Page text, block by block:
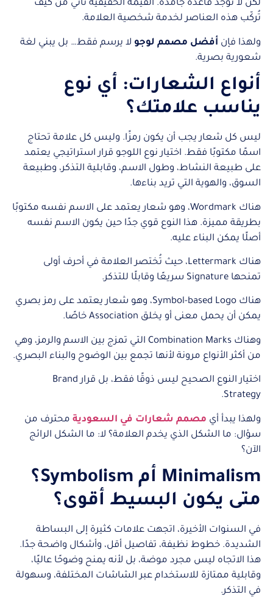
لكن لا توجد قاعدة جامدة. القيمة الحقيقية تأتي من كيف
تُركّب هذه العناصر لخدمة شخصية العلامة.
ولهذا فإن أفضل مصمم لوجو لا يرسم فقط… بل يبني لغة
شعورية بصرية.
أنواع الشعارات: أي نوع
يناسب علامتك؟
ليس كل شعار يجب أن يكون رمزًا. وليس كل علامة تحتاج
اسمًا مكتوبًا فقط. اختيار نوع اللوجو قرار استراتيجي يعتمد
على طبيعة النشاط، وطول الاسم، وقابلية التذكر، وطبيعة
السوق، والهوية التي تريد بناءها.
هناك Wordmark، وهو شعار يعتمد على الاسم نفسه مكتوبًا
بطريقة مميزة. هذا النوع قوي جدًا حين يكون الاسم نفسه
أصلًا يمكن البناء عليه.
هناك Lettermark، حيث تُختصر العلامة في أحرف أولى
تمنحها Signature سريعًا وقابلًا للتذكر.
هناك Symbol-based Logo، وهو شعار يعتمد على رمز بصري
يمكن أن يحمل معنى أو يخلق Association خاصًا.
وهناك Combination Marks التي تمزج بين الاسم والرمز، وهي
من أكثر الأنواع مرونة لأنها تجمع بين الوضوح والبناء البصري.
اختيار النوع الصحيح ليس ذوقًا فقط، بل قرار Brand
Strategy.
ولهذا يبدأ أي مصمم شعارات في السعودية محترف من
سؤال: ما الشكل الذي يخدم العلامة؟ لا: ما الشكل الرائج
الآن؟
Minimalism أم Symbolism؟
متى يكون البسيط أقوى؟
في السنوات الأخيرة، اتجهت علامات كثيرة إلى البساطة
الشديدة. خطوط نظيفة، تفاصيل أقل، وأشكال واضحة جدًا.
هذا الاتجاه ليس مجرد موضة، بل لأنه يمنح وضوحًا عاليًا،
وقابلية ممتازة للاستخدام عبر الشاشات المختلفة، وسهولة
في التذكر.